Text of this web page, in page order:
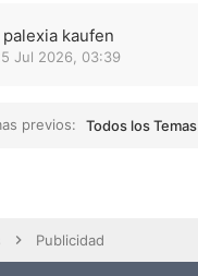
kaufen
Jul 2026, 03:39
previos: Todos los Temas
Publicidad